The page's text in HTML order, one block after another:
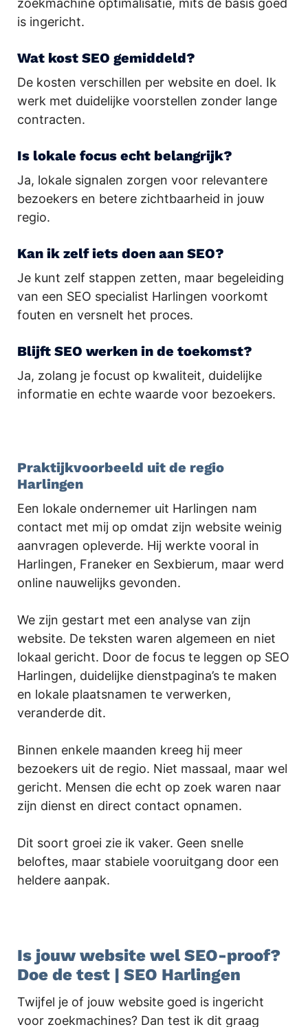
is ingericht.
Wat kost SEO gemiddeld?
De kosten verschillen per website en doel. Ik
werk met duidelijke voorstellen zonder lange
contracten.
Is lokale focus echt belangrijk?
Ja, lokale signalen zorgen voor relevantere
bezoekers en betere zichtbaarheid in jouw
regio.
Kan ik zelf iets doen aan SEO?
Je kunt zelf stappen zetten, maar begeleiding
van een SEO specialist Harlingen voorkomt
fouten en versnelt het proces.
Blijft SEO werken in de toekomst?
Ja, zolang je focust op kwaliteit, duidelijke
informatie en echte waarde voor bezoekers.
Praktijkvoorbeeld uit de regio
Harlingen
Een lokale ondernemer uit Harlingen nam
contact met mij op omdat zijn website weinig
aanvragen opleverde. Hij werkte vooral in
Harlingen, Franeker en Sexbierum, maar werd
online nauwelijks gevonden.
We zijn gestart met een analyse van zijn
website. De teksten waren algemeen en niet
lokaal gericht. Door de focus te leggen op SEO
Harlingen, duidelijke dienstpagina’s te maken
en lokale plaatsnamen te verwerken,
veranderde dit.
Binnen enkele maanden kreeg hij meer
bezoekers uit de regio. Niet massaal, maar wel
gericht. Mensen die echt op zoek waren naar
zijn dienst en direct contact opnamen.
Dit soort groei zie ik vaker. Geen snelle
beloftes, maar stabiele vooruitgang door een
heldere aanpak.
Is jouw website wel SEO-proof?
Doe de test | SEO Harlingen
Twijfel je of jouw website goed is ingericht
voor zoekmachines? Dan test ik dit graag